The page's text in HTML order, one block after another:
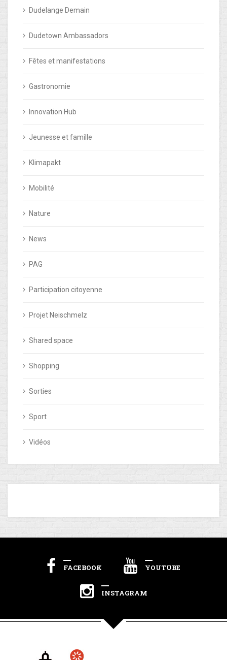
Dudelange Demain
Dudetown Ambassadors
Fêtes et manifestations
Gastronomie
Innovation Hub
Jeunesse et famille
Klimapakt
Mobilité
Nature
News
PAG
Participation citoyenne
Projet Neischmelz
Shared space
Shopping
Sorties
Sport
Vidéos
FACEBOOK YOUTUBE
INSTAGRAM